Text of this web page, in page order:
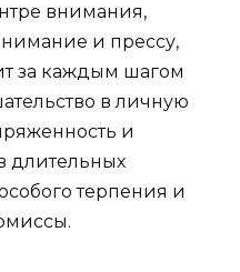
внимания,
и прессу,
за каждым шагом
в личную
и
длительных
терпения и